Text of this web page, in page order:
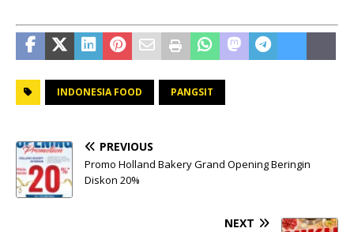
INDONESIA FOOD PANGSIT
PREVIOUS
Promo Holland Bakery Grand Opening Beringin
Diskon 20%
NEXT